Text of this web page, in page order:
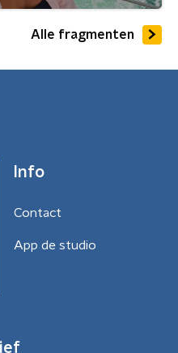
Alle fragmenten
Info
Contact
App de studio